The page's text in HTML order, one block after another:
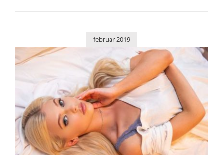
februar 2019
Loren Gray vam otkriva svoju noćnu rutinu za negu kože
Lepota i moda